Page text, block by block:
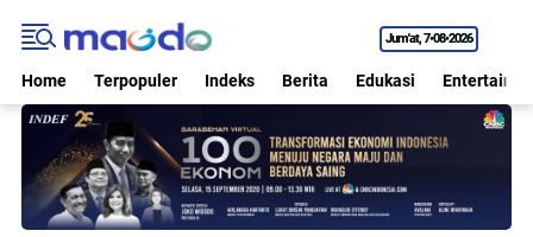
Jum'at 7•08•2026
Home Terpopuler Indeks Berita Edukasi